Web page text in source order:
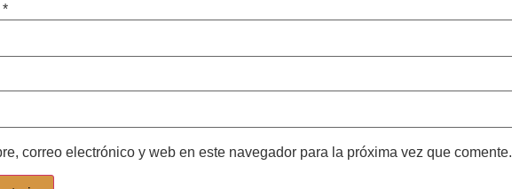
*
correo electrónico y web en este navegador para la próxima vez que comente.